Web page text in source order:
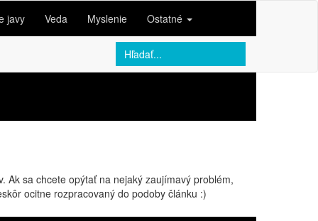
javy Veda Myslenie Ostatné
Ak sa chcete opýtať na nejaký zaujímavý problém,
ocitne rozpracovaný do podoby článku :)